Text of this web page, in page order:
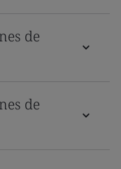
de
de